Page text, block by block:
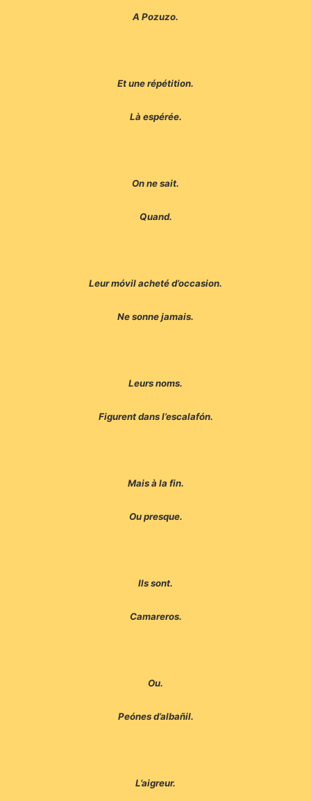
A Pozuzo.
Et une répétition.
Là espérée.
On ne sait.
Quand.
Leur móvil acheté d’occasion.
Ne sonne jamais.
Leurs noms.
Figurent dans l’escalafón.
Mais à la fin.
Ou presque.
Ils sont.
Camareros.
Ou.
Peónes d’albañil.
L’aigreur.